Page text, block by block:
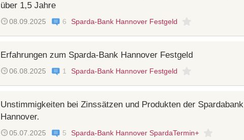
über 1,5 Jahre
08.09.2025 6 Sparda-Bank Hannover Festgeld
Erfahrungen zum Sparda-Bank Hannover Festgeld
06.08.2025 1 Sparda-Bank Hannover Festgeld
Unstimmigkeiten bei Zinssätzen und Produkten der Spardabank
Hannover.
05.07.2025 5 Sparda-Bank Hannover SpardaTermin+